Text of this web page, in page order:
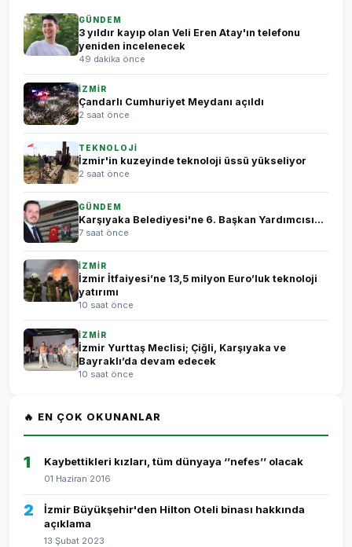
GÜNDEM
3 yıldır kayıp olan Veli Eren Atay'ın telefonu
yeniden incelenecek
49 dakika önce
İZMİR
Çandarlı Cumhuriyet Meydanı açıldı
2 saat önce
TEKNOLOJİ
İzmir'in kuzeyinde teknoloji üssü yükseliyor
2 saat önce
GÜNDEM
Karşıyaka Belediyesi'ne 6. Başkan Yardımcısı...
7 saat önce
İZMİR
İzmir İtfaiyesi’ne 13,5 milyon Euro’luk teknoloji
yatırımı
10 saat önce
İZMİR
İzmir Yurttaş Meclisi; Çiğli, Karşıyaka ve
Bayraklı’da devam edecek
10 saat önce
🔥 EN ÇOK OKUNANLAR
1 Kaybettikleri kızları, tüm dünyaya ‘’nefes’’ olacak
01 Haziran 2016
2
İzmir Büyükşehir'den Hilton Oteli binası hakkında
açıklama
13 Şubat 2023